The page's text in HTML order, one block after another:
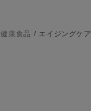
健康食品 エイジングケア